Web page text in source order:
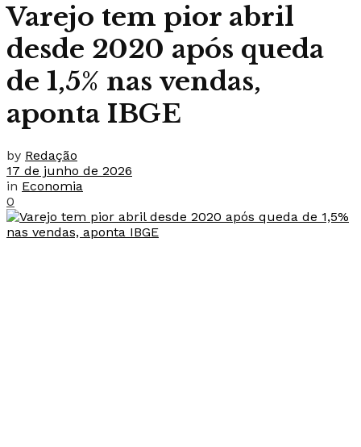
Varejo tem pior abril
desde 2020 após queda
de 1,5% nas vendas,
aponta IBGE
by Redação
17 de junho de 2026
in Economia
0